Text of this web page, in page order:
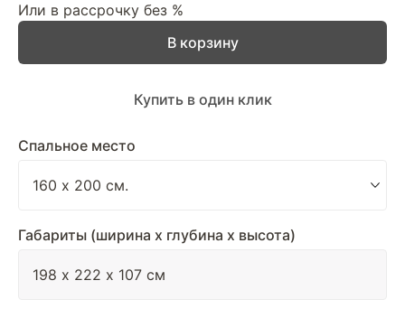
Или в рассрочку без %
Спальное место
Габариты (ширина х глубина х высота)
В корзину
Купить в один клик